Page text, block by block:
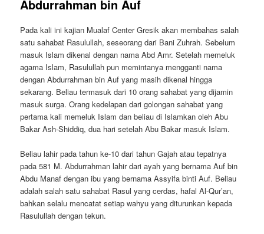
Abdurrahman bin Auf
Pada kali ini kajian Mualaf Center Gresik akan membahas salah
satu sahabat Rasulullah, seseorang dari Bani Zuhrah. Sebelum
masuk Islam dikenal dengan nama Abd Amr. Setelah memeluk
agama Islam, Rasulullah pun memintanya mengganti nama
dengan Abdurrahman bin Auf yang masih dikenal hingga
sekarang. Beliau termasuk dari 10 orang sahabat yang dijamin
masuk surga. Orang kedelapan dari golongan sahabat yang
pertama kali memeluk Islam dan beliau di Islamkan oleh Abu
Bakar Ash-Shiddiq, dua hari setelah Abu Bakar masuk Islam.
Beliau lahir pada tahun ke-10 dari tahun Gajah atau tepatnya
pada 581 M. Abdurrahman lahir dari ayah yang bernama Auf bin
Abdu Manaf dengan ibu yang bernama Assyifa binti Auf. Beliau
adalah salah satu sahabat Rasul yang cerdas, hafal Al-Qur’an,
bahkan selalu mencatat setiap wahyu yang diturunkan kepada
Rasulullah dengan tekun.